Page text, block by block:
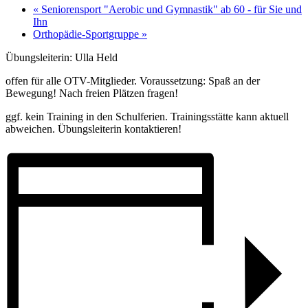
« Seniorensport "Aerobic und Gymnastik" ab 60 - für Sie und
Ihn
Orthopädie-Sportgruppe »
Übungsleiterin: Ulla Held
offen für alle OTV-Mitglieder. Voraussetzung: Spaß an der
Bewegung! Nach freien Plätzen fragen!
ggf. kein Training in den Schulferien. Trainingsstätte kann aktuell
abweichen. Übungsleiterin kontaktieren!